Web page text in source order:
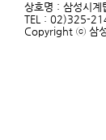
상호명 : 삼성시
TEL : 02)325-
Copyright ⓒ 삼